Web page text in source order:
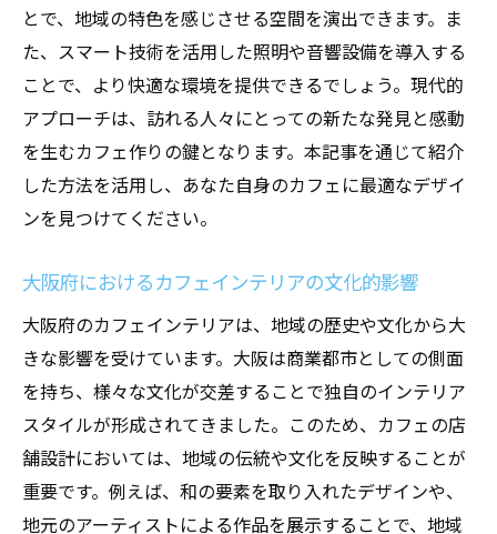
とで、地域の特色を感じさせる空間を演出できます。ま
た、スマート技術を活用した照明や音響設備を導入する
ことで、より快適な環境を提供できるでしょう。現代的
アプローチは、訪れる人々にとっての新たな発見と感動
を生むカフェ作りの鍵となります。本記事を通じて紹介
した方法を活用し、あなた自身のカフェに最適なデザイ
ンを見つけてください。
大阪府におけるカフェインテリアの文化的影響
大阪府のカフェインテリアは、地域の歴史や文化から大
きな影響を受けています。大阪は商業都市としての側面
を持ち、様々な文化が交差することで独自のインテリア
スタイルが形成されてきました。このため、カフェの店
舗設計においては、地域の伝統や文化を反映することが
重要です。例えば、和の要素を取り入れたデザインや、
地元のアーティストによる作品を展示することで、地域